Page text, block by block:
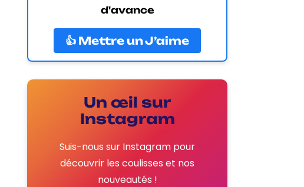
d'avance
👍 Mettre un J’aime
Un œil sur
Instagram
Suis-nous sur Instagram pour
découvrir les coulisses et nos
nouveautés !